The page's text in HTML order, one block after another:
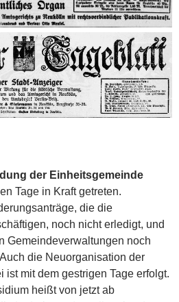
der Einheitsgemeinde
Tage in Kraft getreten.
die die
noch nicht erledigt, und
Gemeindeverwaltungen noch
die Neuorganisation der
mit dem gestrigen Tage erfolgt.
heißt von jetzt ab